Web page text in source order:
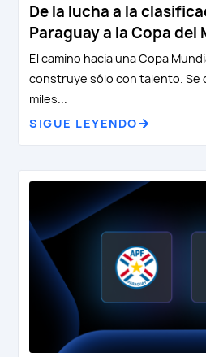
De la lucha a la
Paraguay a la Copa del
El camino hacia una Copa
construye sólo con talento. Se
miles...
SIGUE LEYENDO